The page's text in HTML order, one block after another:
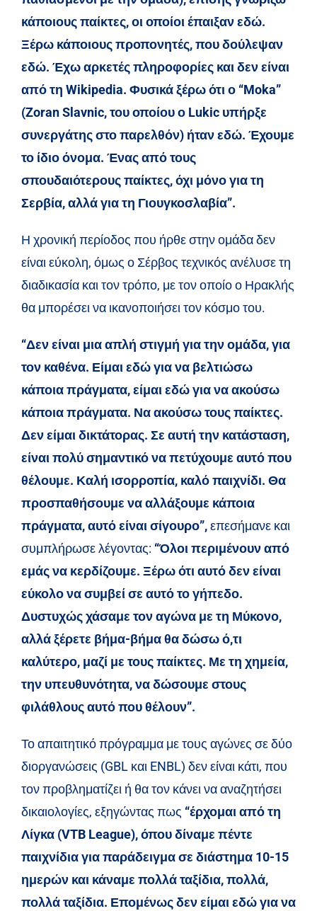
κάποιους παίκτες, οι οποίοι έπαιξαν εδώ.
Ξέρω κάποιους προπονητές, που δούλεψαν
εδώ. Έχω αρκετές πληροφορίες και δεν είναι
από τη Wikipedia. Φυσικά ξέρω ότι ο “Moka”
(Zoran Slavnic, του οποίου ο Lukic υπήρξε
συνεργάτης στο παρελθόν) ήταν εδώ. Έχουμε
το ίδιο όνομα. Ένας από τους
σπουδαιότερους παίκτες, όχι μόνο για τη
Σερβία, αλλά για τη Γιουγκοσλαβία”.
Η χρονική περίοδος που ήρθε στην ομάδα δεν
είναι εύκολη, όμως ο Σέρβος τεχνικός ανέλυσε τη
διαδικασία και τον τρόπο, με τον οποίο ο Ηρακλής
θα μπορέσει να ικανοποιήσει τον κόσμο του.
“Δεν είναι μια απλή στιγμή για την ομάδα, για
τον καθένα. Είμαι εδώ για να βελτιώσω
κάποια πράγματα, είμαι εδώ για να ακούσω
κάποια πράγματα. Να ακούσω τους παίκτες.
Δεν είμαι δικτάτορας. Σε αυτή την κατάσταση,
είναι πολύ σημαντικό να πετύχουμε αυτό που
θέλουμε. Καλή ισορροπία, καλό παιχνίδι. Θα
προσπαθήσουμε να αλλάξουμε κάποια
πράγματα, αυτό είναι σίγουρο”,επεσήμανε και
συμπλήρωσε λέγοντας: “Όλοι περιμένουν από
εμάς να κερδίζουμε. Ξέρω ότι αυτό δεν είναι
εύκολο να συμβεί σε αυτό το γήπεδο.
Δυστυχώς χάσαμε τον αγώνα με τη Μύκονο,
αλλά ξέρετε βήμα-βήμα θα δώσω ό,τι
καλύτερο, μαζί με τους παίκτες. Με τη χημεία,
την υπευθυνότητα, να δώσουμε στους
φιλάθλους αυτό που θέλουν”.
Το απαιτητικό πρόγραμμα με τους αγώνες σε δύο
διοργανώσεις (GBL και ENBL) δεν είναι κάτι, που
τον προβληματίζει ή θα τον κάνει να αναζητήσει
δικαιολογίες, εξηγώντας πως “έρχομαι από τη
Λίγκα (VTB League), όπου δίναμε πέντε
παιχνίδια για παράδειγμα σε διάστημα 10-15
ημερών και κάναμε πολλά ταξίδια, πολλά,
πολλά ταξίδια. Επομένως δεν είμαι εδώ για να